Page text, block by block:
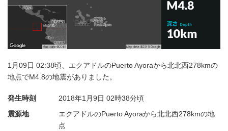
1月09日 02:38頃、エクアドルのPuerto Ayoraから北北西278kmの
地点でM4.8の地震がありました。
発生時刻 2018年1月9日 02時38分頃
震源地
エクアドルのPuerto Ayoraから北北西278kmの地
点